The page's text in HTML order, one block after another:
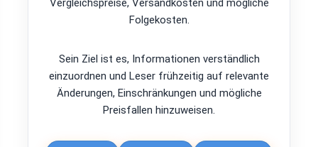
Vergleichspreise, Versandkosten und mögliche
Folgekosten.
Sein Ziel ist es, Informationen verständlich
einzuordnen und Leser frühzeitig auf relevante
Änderungen, Einschränkungen und mögliche
Preisfallen hinzuweisen.